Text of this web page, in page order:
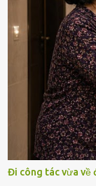
Đi công tác vừa về